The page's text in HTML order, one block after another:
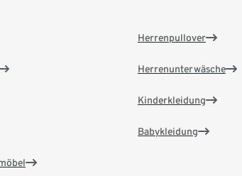
Herrenpullover
Herrenunterwäsche
Kinderkleidung
Babykleidung